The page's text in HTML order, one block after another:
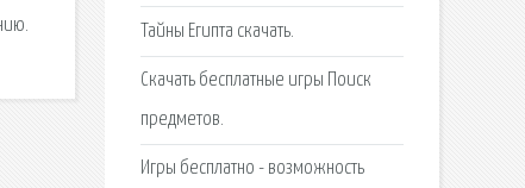
Тайны Египта скачать.
Скачать бесплатные игры Поиск
предметов.
Игры бесплатно - возможность